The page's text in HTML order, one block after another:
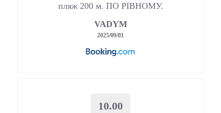
пляж 200 м. ПО РІВНОМУ.
VADYM
2025/09/01
10.00